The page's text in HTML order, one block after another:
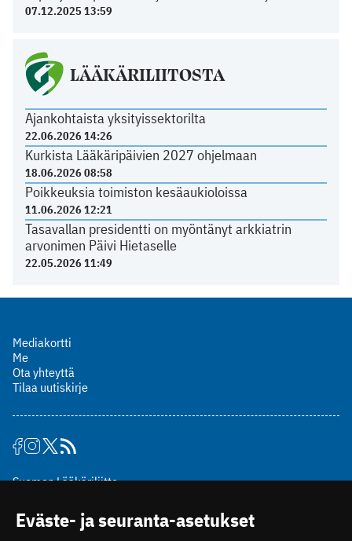
07.12.2025 13:59
LÄÄKÄRILIITOSTA
Ajankohtaista yksityissektorilta
22.06.2026 14:26
Kurkista Lääkäripäivien 2027 ohjelmaan
18.06.2026 08:58
Poikkeuksia toimiston kesäaukioloissa
11.06.2026 12:21
Tasavallan presidentti on myöntänyt arkkiatrin
arvonimen Päivi Hietaselle
22.05.2026 11:49
Mediakortti
Me
Ota yhteyttä
Tilaa uutiskirje
Suomen Lääkäriliitto
00510 Helsinki
puh. (09) 393 091
Eväste- ja seuranta-asetukset